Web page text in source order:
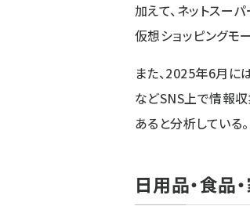
加えて、ネットスー
仮想ショッピングモ
また、2025年6月に
などSNS上で情報
あると分析している。
日用品・食品